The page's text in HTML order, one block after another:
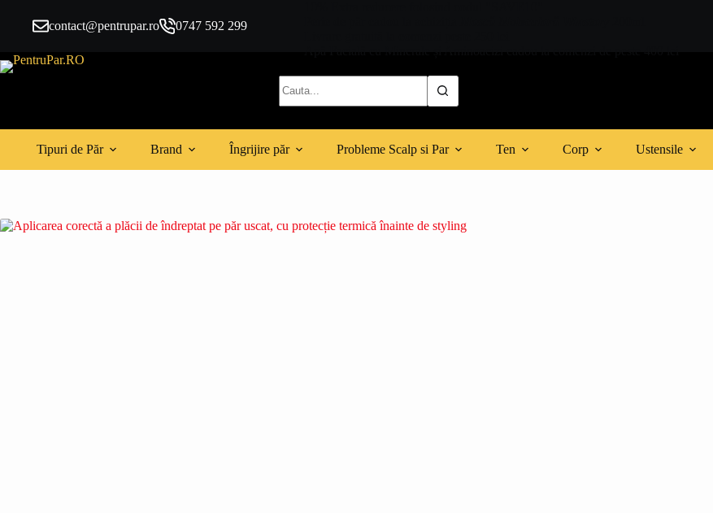
conținut
contact@pentrupar.ro 0747 592 299
rezultat
Tipuri de Păr
Brand Îngrijire păr Probleme Scalp si Par Ten Corp Ustensile